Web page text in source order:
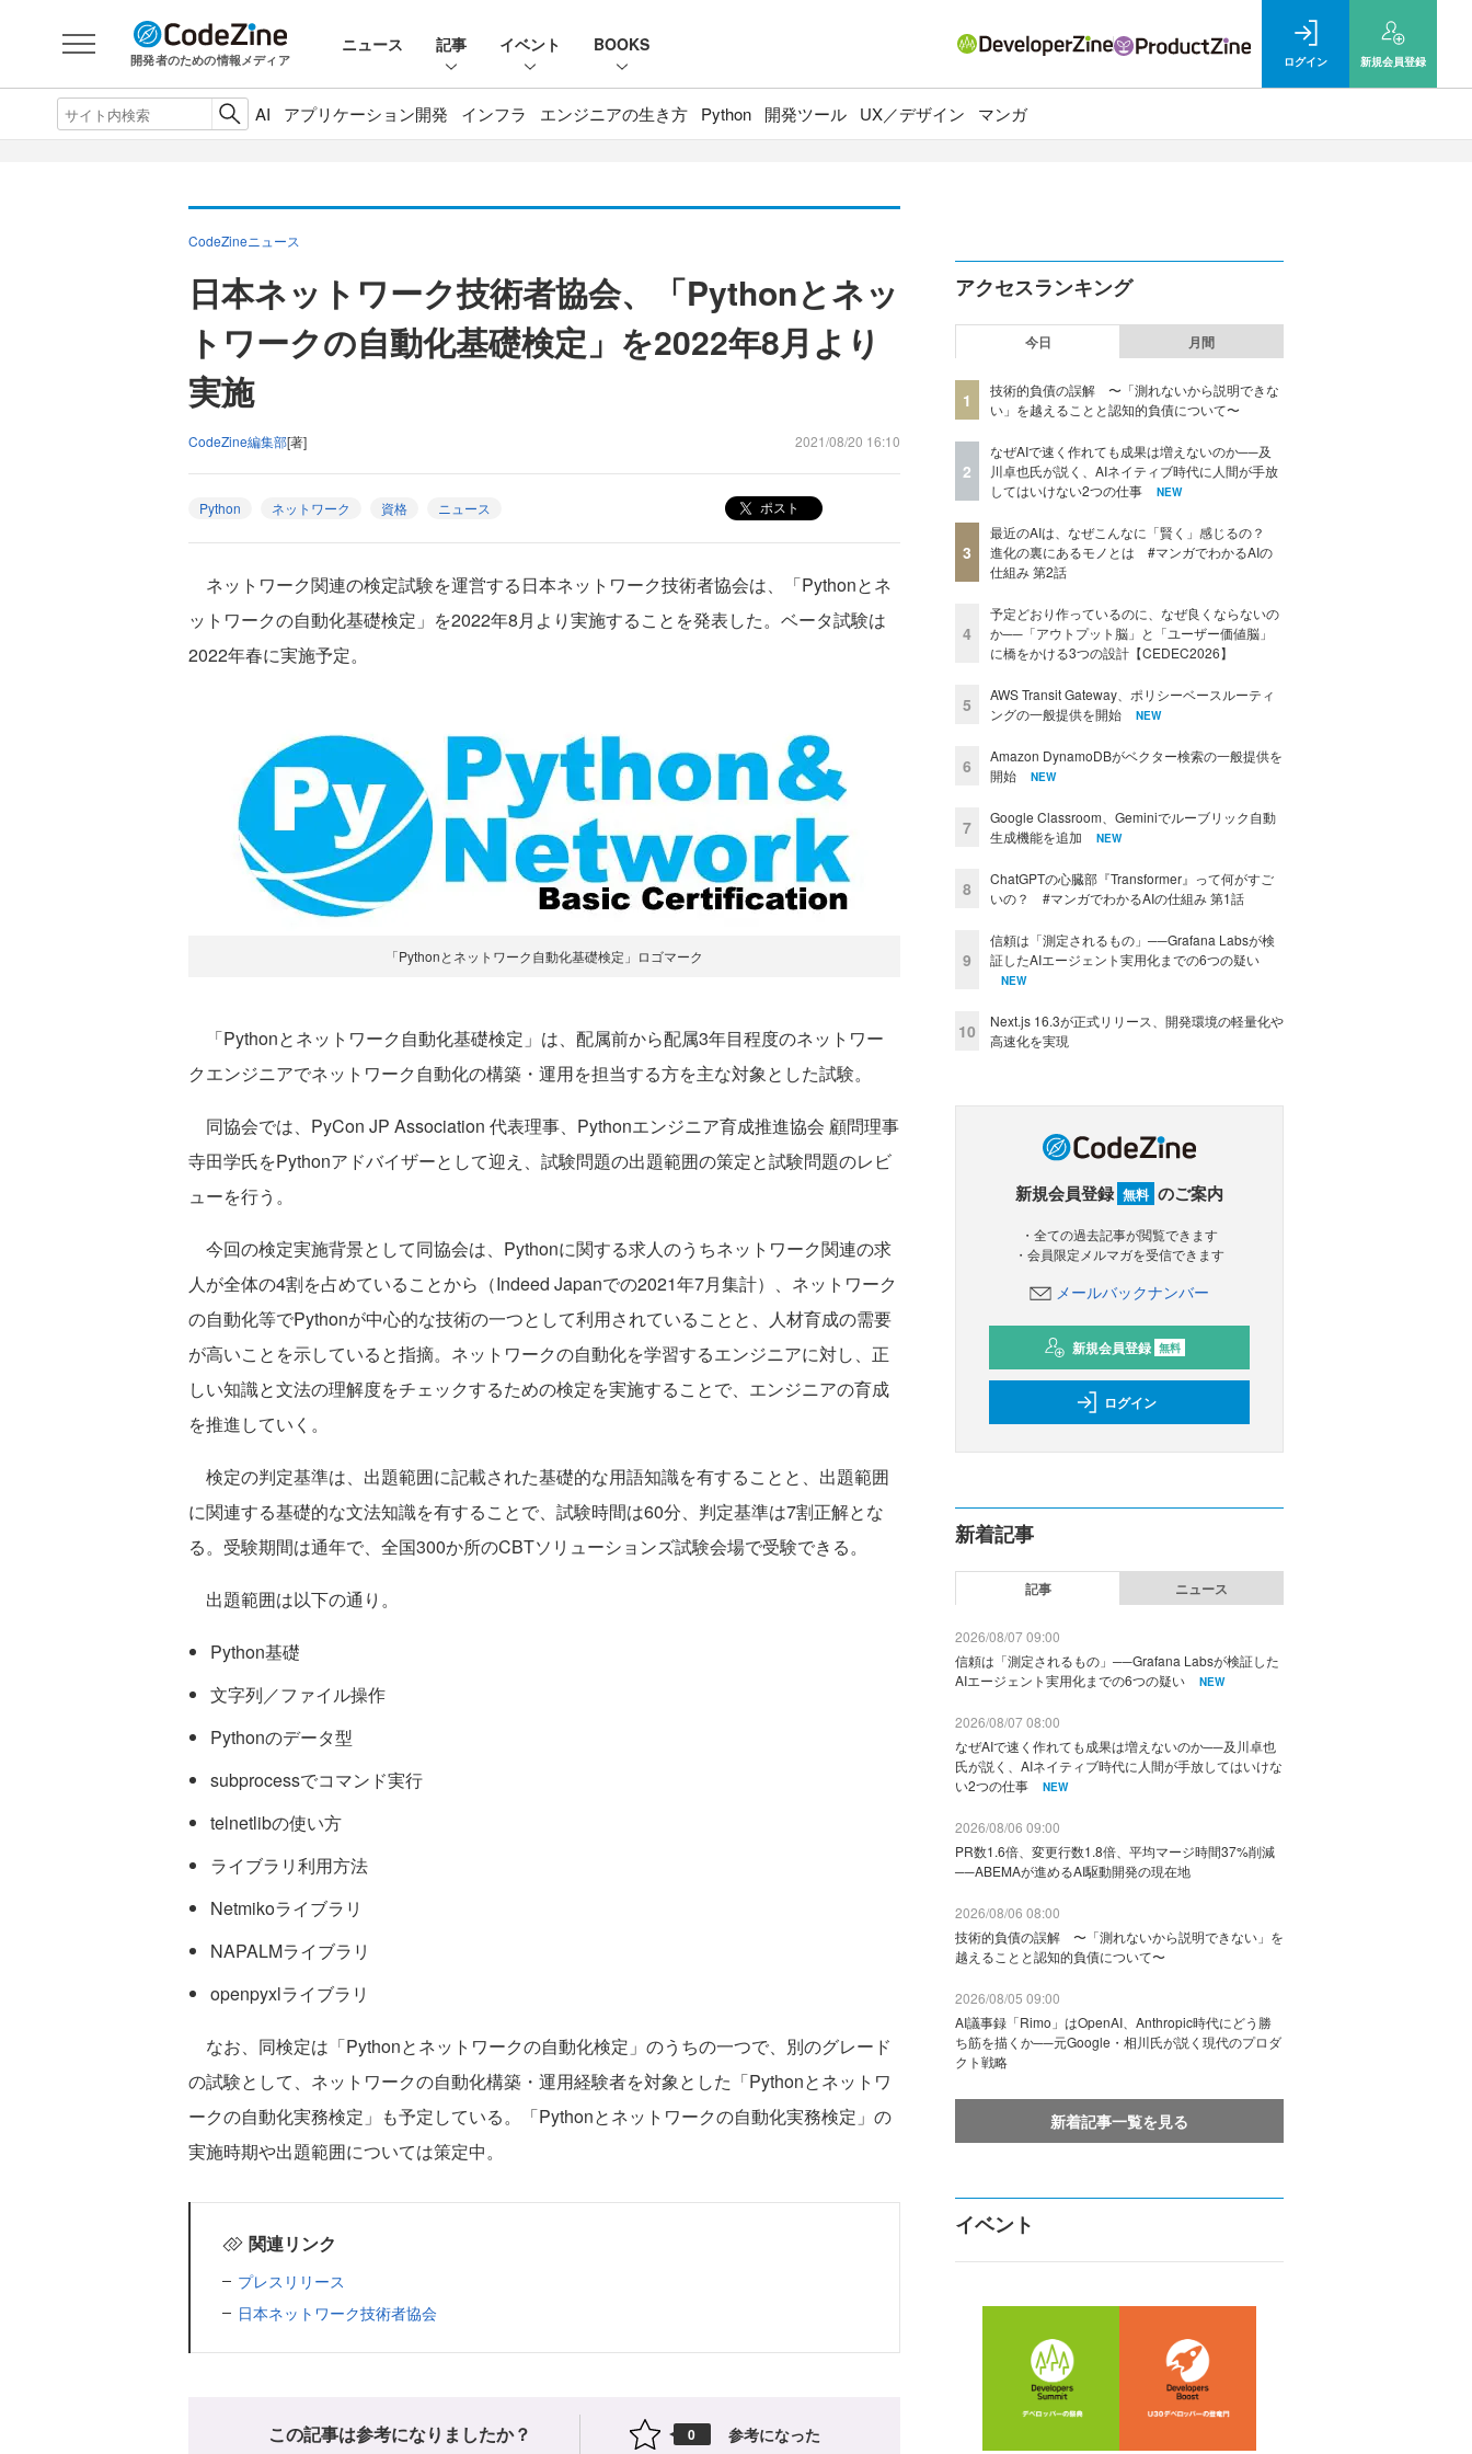
開発者のための情報メディア
ニュース 記事 イベント BOOKS
ログイン 新規会員登録
AI アプリケーション開発 インフラ エンジニアの生き方 Python 開発ツール UX／デザイン マンガ
CodeZineニュース
日本ネットワーク技術者協会、「Pythonとネッ
トワークの自動化基礎検定」を2022年8月より
実施
CodeZine編集部[著] 2021/08/20 16:10
Python ネットワーク 資格 ニュース ポスト
ネットワーク関連の検定試験を運営する日本ネットワーク技術者協会は、「Pythonとネ
ットワークの自動化基礎検定」を2022年8月より実施することを発表した。ベータ試験は
2022年春に実施予定。
「Pythonとネットワーク自動化基礎検定」ロゴマーク
「Pythonとネットワーク自動化基礎検定」は、配属前から配属3年目程度のネットワー
クエンジニアでネットワーク自動化の構築・運用を担当する方を主な対象とした試験。
同協会では、PyCon JP Association 代表理事、Pythonエンジニア育成推進協会 顧問理事
寺田学氏をPythonアドバイザーとして迎え、試験問題の出題範囲の策定と試験問題のレビ
ューを行う。
今回の検定実施背景として同協会は、Pythonに関する求人のうちネットワーク関連の求
人が全体の4割を占めていることから（Indeed Japanでの2021年7月集計）、ネットワーク
の自動化等でPythonが中心的な技術の一つとして利用されていることと、人材育成の需要
が高いことを示していると指摘。ネットワークの自動化を学習するエンジニアに対し、正
しい知識と文法の理解度をチェックするための検定を実施することで、エンジニアの育成
を推進していく。
検定の判定基準は、出題範囲に記載された基礎的な用語知識を有することと、出題範囲
に関連する基礎的な文法知識を有することで、試験時間は60分、判定基準は7割正解とな
る。受験期間は通年で、全国300か所のCBTソリューションズ試験会場で受験できる。
出題範囲は以下の通り。
Python基礎
文字列／ファイル操作
Pythonのデータ型
subprocessでコマンド実行
telnetlibの使い方
ライブラリ利用方法
Netmikoライブラリ
NAPALMライブラリ
openpyxlライブラリ
なお、同検定は「Pythonとネットワークの自動化検定」のうちの一つで、別のグレード
の試験として、ネットワークの自動化構築・運用経験者を対象とした「Pythonとネットワ
ークの自動化実務検定」も予定している。「Pythonとネットワークの自動化実務検定」の
実施時期や出題範囲については策定中。
関連リンク
プレスリリース
日本ネットワーク技術者協会
この記事は参考になりましたか？ 0 参考になった
アクセスランキング
今日 月間
1
技術的負債の誤解 〜「測れないから説明できな
い」を越えることと認知的負債について〜
2
なぜAIで速く作れても成果は増えないのか──及
川卓也氏が説く、AIネイティブ時代に人間が手放
してはいけない2つの仕事
NEW
3
最近のAIは、なぜこんなに「賢く」感じるの？
進化の裏にあるモノとは #マンガでわかるAIの
仕組み 第2話
4
予定どおり作っているのに、なぜ良くならないの
か──「アウトプット脳」と「ユーザー価値脳」
に橋をかける3つの設計【CEDEC2026】
5
AWS Transit Gateway、ポリシーベースルーティ
ングの一般提供を開始
NEW
6
Amazon DynamoDBがベクター検索の一般提供を
開始
NEW
7
Google Classroom、Geminiでルーブリック自動
生成機能を追加
NEW
8
ChatGPTの心臓部『Transformer』って何がすご
いの？ #マンガでわかるAIの仕組み 第1話
9
信頼は「測定されるもの」──Grafana Labsが検
証したAIエージェント実用化までの6つの疑い
NEW
10
Next.js 16.3が正式リリース、開発環境の軽量化や
高速化を実現
新規会員登録 無料 のご案内
・全ての過去記事が閲覧できます
・会員限定メルマガを受信できます
メールバックナンバー
新規会員登録 無料
ログイン
新着記事
記事 ニュース
2026/08/07 09:00
信頼は「測定されるもの」──Grafana Labsが検証した
AIエージェント実用化までの6つの疑い
NEW
2026/08/07 08:00
なぜAIで速く作れても成果は増えないのか──及川卓也
氏が説く、AIネイティブ時代に人間が手放してはいけな
い2つの仕事
NEW
2026/08/06 09:00
PR数1.6倍、変更行数1.8倍、平均マージ時間37%削減
──ABEMAが進めるAI駆動開発の現在地
2026/08/06 08:00
技術的負債の誤解 〜「測れないから説明できない」を
越えることと認知的負債について〜
2026/08/05 09:00
AI議事録「Rimo」はOpenAI、Anthropic時代にどう勝
ち筋を描くか──元Google・相川氏が説く現代のプロダ
クト戦略
新着記事一覧を見る
イベント